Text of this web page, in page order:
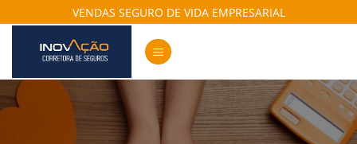
to
content
VENDAS SEGURO DE VIDA EMPRESARIAL